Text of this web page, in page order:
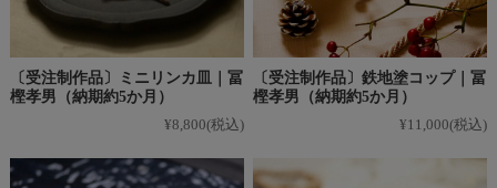
〔受注制作品〕ミニリンカ皿｜冨
樫孝男（納期約5か月）
¥8,800(税込)
〔受注制作品〕鉄地塗コップ｜冨
樫孝男（納期約5か月）
¥11,000(税込)